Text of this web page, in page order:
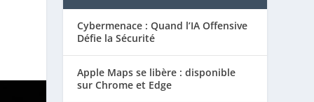
Cybermenace : Quand l’IA Offensive
Défie la Sécurité
Apple Maps se libère : disponible
sur Chrome et Edge